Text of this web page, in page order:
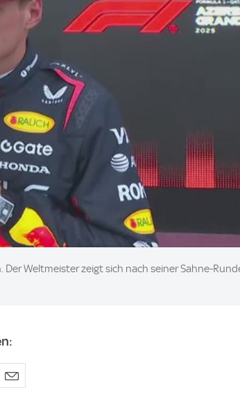
Der Weltmeister zeigt sich nach seiner Sahne-